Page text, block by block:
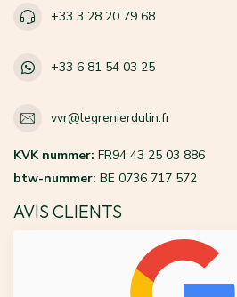
+33 3 28 20 79 68
+33 6 81 54 03 25
vvr@legrenierdulin.fr
KVK nummer: FR94 43 25 03 886
btw-nummer: BE 0736 717 572
AVIS CLIENTS